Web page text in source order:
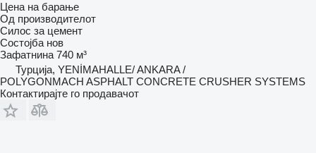
Цена на барање
Од производителот
Силос за цемент
Состојба нов
Зафатнина 740 м³
Турција, YENİMAHALLE/ ANKARA /
POLYGONMACH ASPHALT CONCRETE CRUSHER SYSTEMS
Контактирајте го продавачот